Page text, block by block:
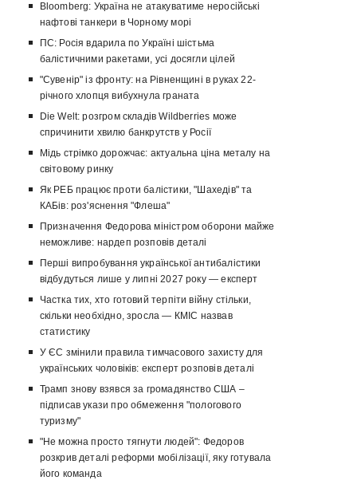
Bloomberg: Україна не атакуватиме неросійські
нафтові танкери в Чорному морі
ПС: Росія вдарила по Україні шістьма
балістичними ракетами, усі досягли цілей
"Сувенір" із фронту: на Рівненщині в руках 22-
річного хлопця вибухнула граната
Die Welt: розгром складів Wildberries може
спричинити хвилю банкрутств у Росії
Мідь стрімко дорожчає: актуальна ціна металу на
світовому ринку
Як РЕБ працює проти балістики, "Шахедів" та
КАБів: роз'яснення "Флеша"
Призначення Федорова міністром оборони майже
неможливе: нардеп розповів деталі
Перші випробування української антибалістики
відбудуться лише у липні 2027 року — експерт
Частка тих, хто готовий терпіти війну стільки,
скільки необхідно, зросла — КМІС назвав
статистику
У ЄС змінили правила тимчасового захисту для
українських чоловіків: експерт розповів деталі
Трамп знову взявся за громадянство США –
підписав укази про обмеження "пологового
туризму"
"Не можна просто тягнути людей": Федоров
розкрив деталі реформи мобілізації, яку готувала
його команда